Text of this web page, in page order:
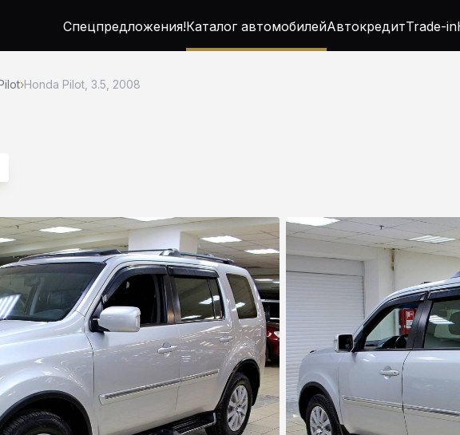
Спецпредложения!Каталог автомобилейАвтокредитTrade-in
›Honda Pilot, 3.5, 2008